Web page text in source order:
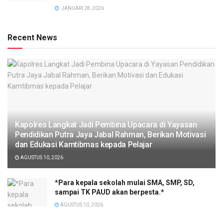
JANUARI 28, 2026
Recent News
Kapolres Langkat Jadi Pembina Upacara di Yayasan
Pendidikan Putra Jaya Jabal Rahman, Berikan Motivasi
dan Edukasi Kamtibmas kepada Pelajar
AGUSTUS 10, 2026
*Para kepala sekolah mulai SMA, SMP, SD,
sampai TK PAUD akan berpesta.*
AGUSTUS 10, 2026